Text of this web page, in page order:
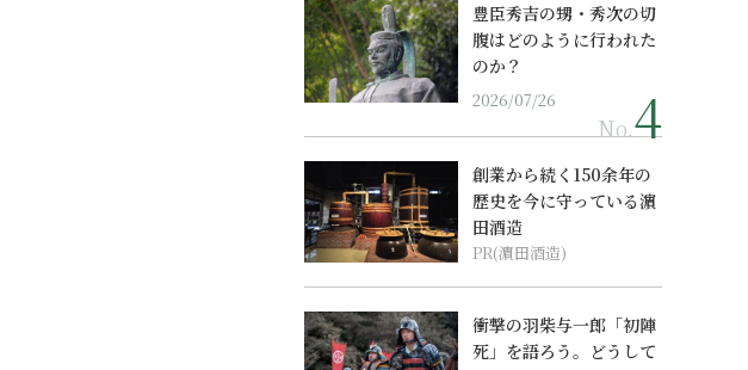
豊臣秀吉の甥・秀次の切
腹はどのように行われた
のか？
2026/07/26
No.
創業から続く150余年の
歴史を今に守っている濵
田酒造
PR(濵田酒造)
衝撃の羽柴与一郎「初陣
死」を語ろう。どうして